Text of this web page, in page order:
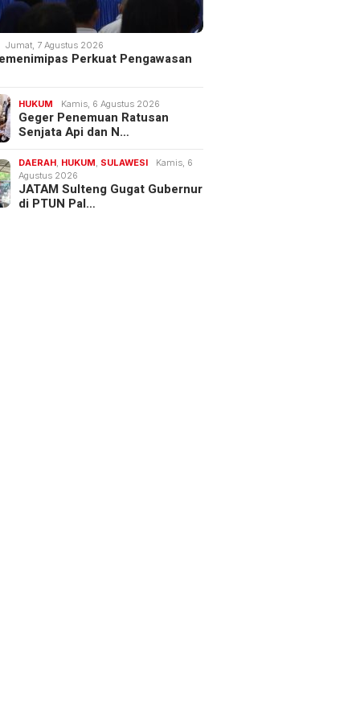
Jumat, 7 Agustus 2026
Perkuat Pengawasan
HUKUM Kamis, 6 Agustus 2026
Geger Penemuan Ratusan
Senjata Api dan N…
DAERAH, HUKUM, SULAWESI
Kamis, 6
Agustus 2026
JATAM Sulteng Gugat Gubernur
di PTUN Pal…